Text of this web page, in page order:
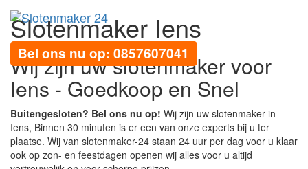
Bel ons nu op: 0857607041
Slotenmaker Iens
Wij zijn uw slotenmaker voor
Iens - Goedkoop en Snel
Buitengesloten? Bel ons nu op! Wij zijn uw slotenmaker in
Iens, Binnen 30 minuten is er een van onze experts bij u ter
plaatse. Wij van slotenmaker-24 staan 24 uur per dag voor u klaar
ook op zon- en feestdagen openen wij alles voor u altijd